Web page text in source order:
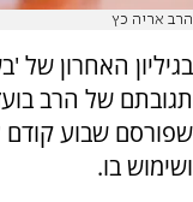
הרב אריה כץ
בגיליון האחרון
תגובתם של הרב
שפורסם שבוע קודם
ושימוש בו.